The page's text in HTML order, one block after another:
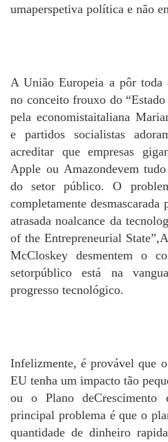
umaperspetiva política e não
A União Europeia a pôr toda
no conceito frouxo do
pela economistaitaliana
e partidos socialistas
acreditar que empresas
Apple ou Amazondevem
do setor público. O
completamente
atrasada noalcance da
of the Entrepreneurial
McCloskey desmentem o
setorpúblico está na
progresso tecnológico.
Infelizmente, é provável que
EU tenha um impacto tão
ou o Plano
principal problema é que o
quantidade de dinheiro